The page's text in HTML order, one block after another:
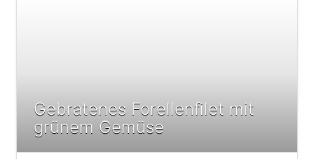
Gebratenes Forellenfilet mit
grünem Gemüse